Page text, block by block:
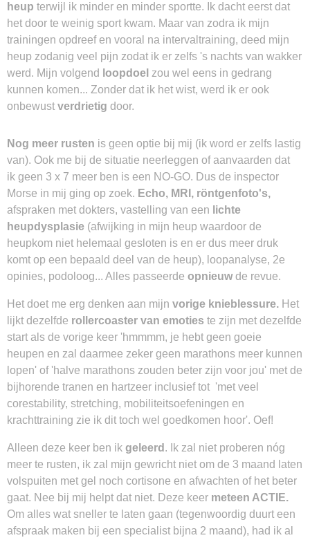
heup terwijl ik minder en minder sportte. Ik dacht eerst dat
het door te weinig sport kwam. Maar van zodra ik mijn
trainingen opdreef en vooral na intervaltraining, deed mijn
heup zodanig veel pijn zodat ik er zelfs 's nachts van wakker
werd. Mijn volgend loopdoel zou wel eens in gedrang
kunnen komen... Zonder dat ik het wist, werd ik er ook
onbewust verdrietig door.
Nog meer rusten is geen optie bij mij (ik word er zelfs lastig
van). Ook me bij de situatie neerleggen of aanvaarden dat
ik geen 3 x 7 meer ben is een NO-GO. Dus de inspector
Morse in mij ging op zoek. Echo, MRI, röntgenfoto's,
afspraken met dokters, vastelling van een lichte
heupdysplasie (afwijking in mijn heup waardoor de
heupkom niet helemaal gesloten is en er dus meer druk
komt op een bepaald deel van de heup), loopanalyse, 2e
opinies, podoloog... Alles passeerde opnieuwde revue.
Het doet me erg denken aan mijn vorige knieblessure. Het
lijkt dezelfde rollercoaster van emoties te zijn met dezelfde
start als de vorige keer 'hmmmm, je hebt geen goeie
heupen en zal daarmee zeker geen marathons meer kunnen
lopen' of 'halve marathons zouden beter zijn voor jou' met de
bijhorende tranen en hartzeer inclusief tot 'met veel
corestability, stretching, mobiliteitsoefeningen en
krachttraining zie ik dit toch wel goedkomen hoor'. Oef!
Alleen deze keer ben ik geleerd . Ik zal niet proberen nóg
meer te rusten, ik zal mijn gewricht niet om de 3 maand laten
volspuiten met gel noch cortisone en afwachten of het beter
gaat. Nee bij mij helpt dat niet. Deze keer meteen ACTIE.
Om alles wat sneller te laten gaan (tegenwoordig duurt een
afspraak maken bij een specialist bijna 2 maand), had ik al